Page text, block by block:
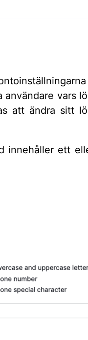
användare vars
att ändra sitt
innehåller ett